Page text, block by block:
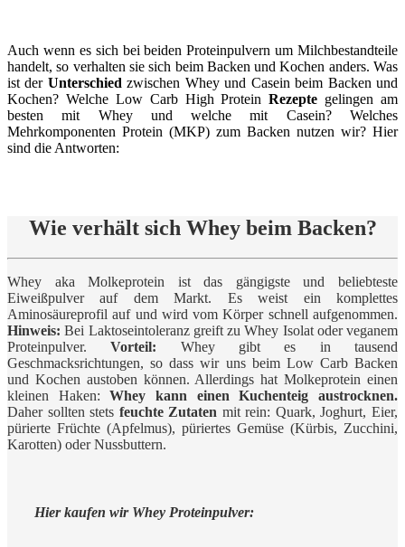
Auch wenn es sich bei beiden Proteinpulvern um Milchbestandteile
handelt, so verhalten sie sich beim Backen und Kochen anders. Was
ist der Unterschied zwischen Whey und Casein beim Backen und
Kochen? Welche Low Carb High ProteinRezepte gelingen am
besten mit Whey und welche mit Casein? Welches
Mehrkomponenten Protein (MKP) zum Backen nutzen wir? Hier
sind die Antworten:
Wie verhält sich Whey beim Backen?
Whey aka Molkeprotein ist das gängigste und beliebteste
Eiweißpulver auf dem Markt. Es weist ein komplettes
Aminosäureprofil auf und wird vom Körper schnell aufgenommen.
Hinweis: Bei Laktoseintoleranz greift zu Whey Isolat oder veganem
Proteinpulver.Vorteil: Whey gibt es in tausend
Geschmacksrichtungen, so dass wir uns beim Low Carb Backen
und Kochen austoben können. Allerdings hat Molkeprotein einen
kleinen Haken:Whey kann einen Kuchenteig austrocknen.
Daher sollten stets feuchte Zutaten mit rein: Quark, Joghurt, Eier,
pürierte Früchte (Apfelmus), püriertes Gemüse (Kürbis, Zucchini,
Karotten) oder Nussbuttern.
Hier kaufen wir Whey Proteinpulver: